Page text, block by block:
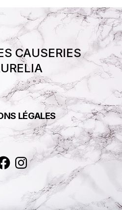
CAUSERIES
LÉGALES